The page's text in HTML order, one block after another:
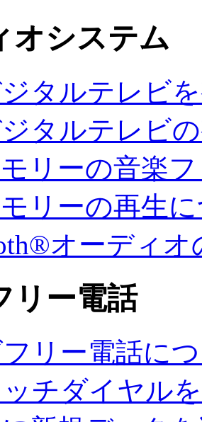
オシステム
タルテレビ
タルテレビ
リーの音楽
リーの再生
オーディ
リー電話
リー電話に
チダイヤル